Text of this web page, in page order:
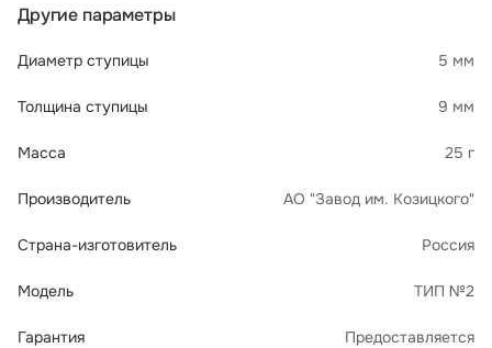
Другие параметры
Диаметр ступицы 5 мм
Толщина ступицы 9 мм
Масса 25 г
Производитель АО "Завод им. Козицкого"
Страна-изготовитель Россия
Модель ТИП №2
Гарантия Предоставляется